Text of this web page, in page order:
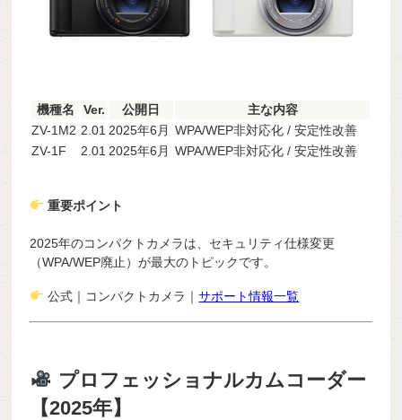
機種名 Ver. 公開日
主な内容
ZV-1M2 2.01 2025年6月 WPA/WEP非対応化 / 安定性改善
ZV-1F
2.01 2025年6月 WPA/WEP非対応化 / 安定性改善
重要ポイント
2025年のコンパクトカメラは、セキュリティ仕様変更
（WPA/WEP廃止）が最大のトピックです。
公式｜コンパクトカメラ｜サポート情報一覧
プロフェッショナルカムコーダー
【2025年】